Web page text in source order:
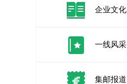
企业文化
一线风采
集邮报道